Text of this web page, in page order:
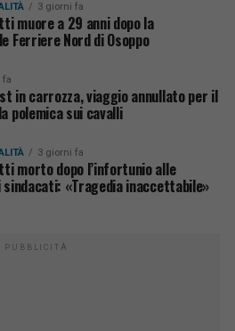
3 giorni fa
muore a 29 anni dopo la
Ferriere Nord di Osoppo
fa
in carrozza, viaggio annullato per il
polemica sui cavalli
3 giorni fa
morto dopo l’infortunio alle
sindacati: «Tragedia inaccettabile»
PUBBLICITÀ